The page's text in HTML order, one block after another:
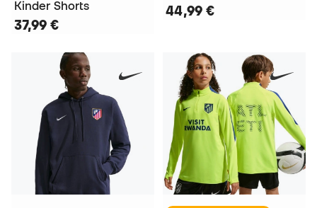
Kinder Shorts
37,99 €
44,99 €